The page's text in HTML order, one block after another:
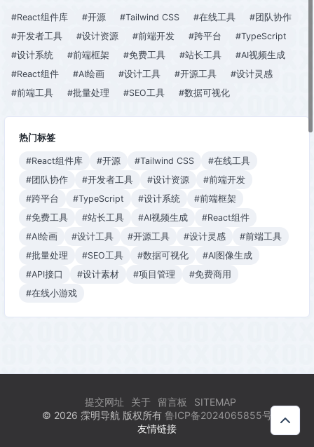
#React组件库 #开源 #Tailwind CSS #在线工具
#团队协作
#开发者工具
#设计资源 #前端开发 #跨平台
#TypeScript
#设计系统
#前端框架 #免费工具 #站长工具
#AI视频生成
#React组件
#AI绘画 #设计工具 #开源工具
#设计灵感
#前端工具
#批量处理 #SEO工具 #数据可视化
热门标签
#React组件库 #开源 #Tailwind CSS
#在线工具
#团队协作
#开发者工具 #设计资源
#前端开发
#跨平台
#TypeScript #设计系统
#前端框架
#免费工具
#站长工具 #AI视频生成
#React组件
#AI绘画
#设计工具 #开源工具 #设计灵感
#前端工具
#批量处理
#SEO工具 #数据可视化
#AI图像生成
#API接口
#设计素材 #项目管理
#免费商用
#在线小游戏
提交网址 关于 留言板
SITEMAP
© 2026 霂明导航 版权所有 鲁ICP备2024065855号
友情链接